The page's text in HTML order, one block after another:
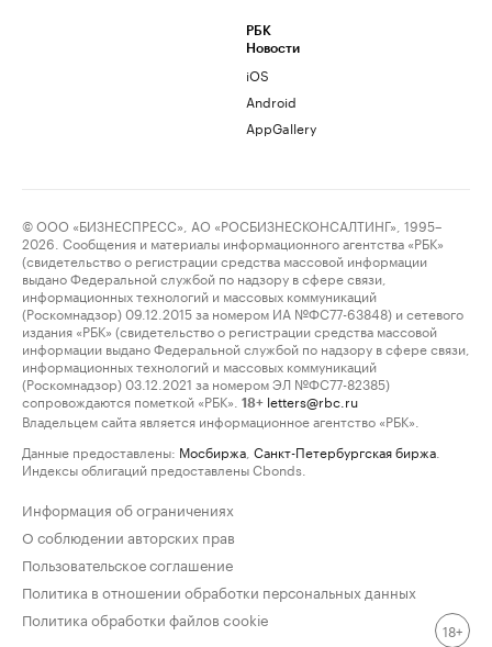
РБК
Новости
iOS
Android
AppGallery
© ООО «БИЗНЕСПРЕСС», АО «РОСБИЗНЕСКОНСАЛТИНГ», 1995–
2026. Сообщения и материалы информационного агентства «РБК»
(свидетельство о регистрации средства массовой информации
выдано Федеральной службой по надзору в сфере связи,
информационных технологий и массовых коммуникаций
(Роскомнадзор) 09.12.2015 за номером ИА №ФС77-63848) и сетевого
издания «РБК» (свидетельство о регистрации средства массовой
информации выдано Федеральной службой по надзору в сфере связи,
информационных технологий и массовых коммуникаций
(Роскомнадзор) 03.12.2021 за номером ЭЛ №ФС77-82385)
сопровождаются пометкой «РБК».
18+ letters@rbc.ru
Владельцем сайта является информационное агентство «РБК».
Данные предоставлены: Мосбиржа Санкт-Петербургская биржа
Индексы облигаций предоставлены Cbonds.
Информация об ограничениях
О соблюдении авторских прав
Пользовательское соглашение
Политика в отношении обработки персональных данных
Политика обработки файлов cookie
18+